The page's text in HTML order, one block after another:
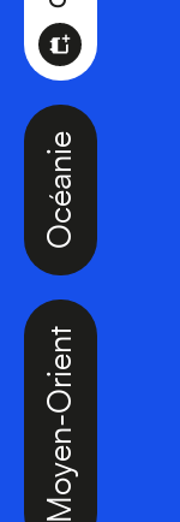
Moyen-Orient
Océanie